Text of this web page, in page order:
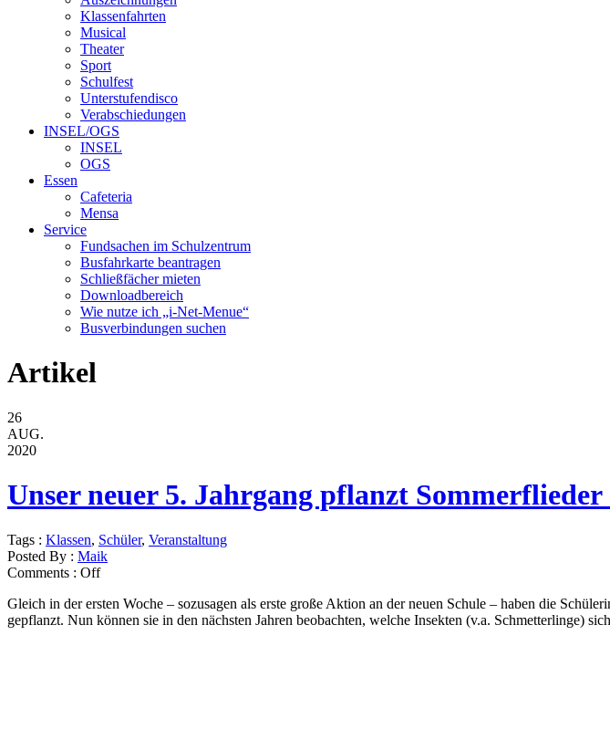
Klassenfahrten
Musical
Theater
Sport
Schulfest
Unterstufendisco
Verabschiedungen
INSEL/OGS
INSEL
OGS
Essen
Cafeteria
Mensa
Service
Fundsachen im Schulzentrum
Busfahrkarte beantragen
Schließfächer mieten
Downloadbereich
Wie nutze ich „i-Net-Menue“
Busverbindungen suchen
Artikel
26
AUG.
2020
Unser neuer 5. Jahrgang pflanzt
Tags : Klassen, Schüler, Veranstaltung
Posted By : Maik
Comments : Off
Gleich in der ersten Woche – sozusagen als erste große Aktion an der neuen Schule – haben die
gepflanzt. Nun können sie in den nächsten Jahren beobachten, welche Insekten (v.a. Schmetterlinge)